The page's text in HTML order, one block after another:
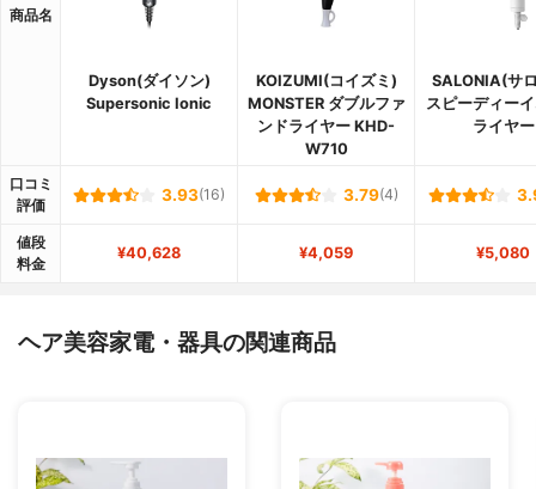
商品名
Dyson(ダイソン)
Supersonic Ionic
KOIZUMI(コイズミ)
MONSTER ダブルファ
ンドライヤー KHD-
W710
SALONIA(サ
スピーディー
ライヤー
口コミ
評価
3.93(16) 3.79(4)
値段
料金
¥40,628 ¥4,059 ¥5,080
ヘア美容家電・器具の関連商品